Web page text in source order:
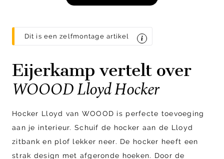
Dit is een zelfmontage artikel
Eijerkamp vertelt over
WOOOD Lloyd Hocker
Hocker Lloyd van WOOOD is perfecte toevoeging
aan je interieur. Schuif de hocker aan de Lloyd
zitbank en plof lekker neer. De hocker heeft een
strak design met afgeronde hoeken. Door de